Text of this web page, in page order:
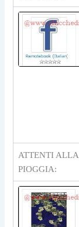
ATTENTI ALLA
PIOGGIA: